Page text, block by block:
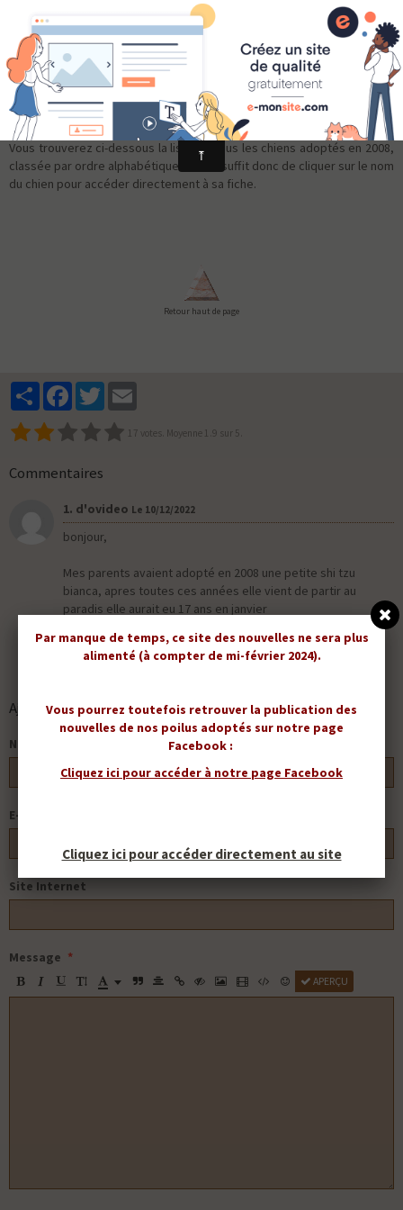
*Liste des chiens adoptés 2008
Vous trouverez ci-dessous la liste de tous les chiens adoptés en 2008,
classée par ordre alphabétique. Il vous suffit donc de cliquer sur le nom
du chien pour accéder directement à sa fiche.
Retour haut de page
PartagerFacebook
Twitter
17 votes. Moyenne 1.9 sur 5.
Commentaires
1. d'ovideo Le 10/12/2022
bonjour,
Mes parents avaient adopté en 2008 une petite shi tzu
bianca, apres toutes ces années elle vient de partir au
paradis elle aurait eu 17 ans en janvier
cordialement,
Lisiane D'ovideo
Ajouter un commentaire
Nom
E-mail
Site Internet
Message
APERÇU
Par manque de temps, ce site des nouvelles ne sera plus
alimenté (à compter de mi-février 2024).
Vous pourrez toutefois retrouver la publication des
nouvelles de nos poilus adoptés sur notre page
Facebook :
Cliquez ici pour accéder à notre page Facebook
Cliquez ici pour accéder directement au site